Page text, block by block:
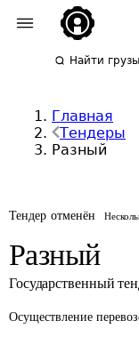
Найти грузы
Главная
Тендеры
Разный
Тендер отменён
Разный
Государственный
Осуществление